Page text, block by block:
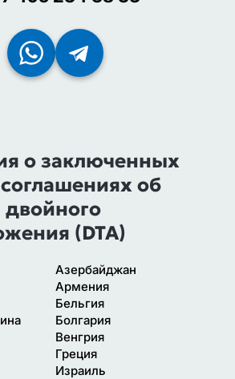
о заключенных
об
(DTA)
Азербайджан
Армения
Бельгия
Болгария
Венгрия
Греция
Израиль